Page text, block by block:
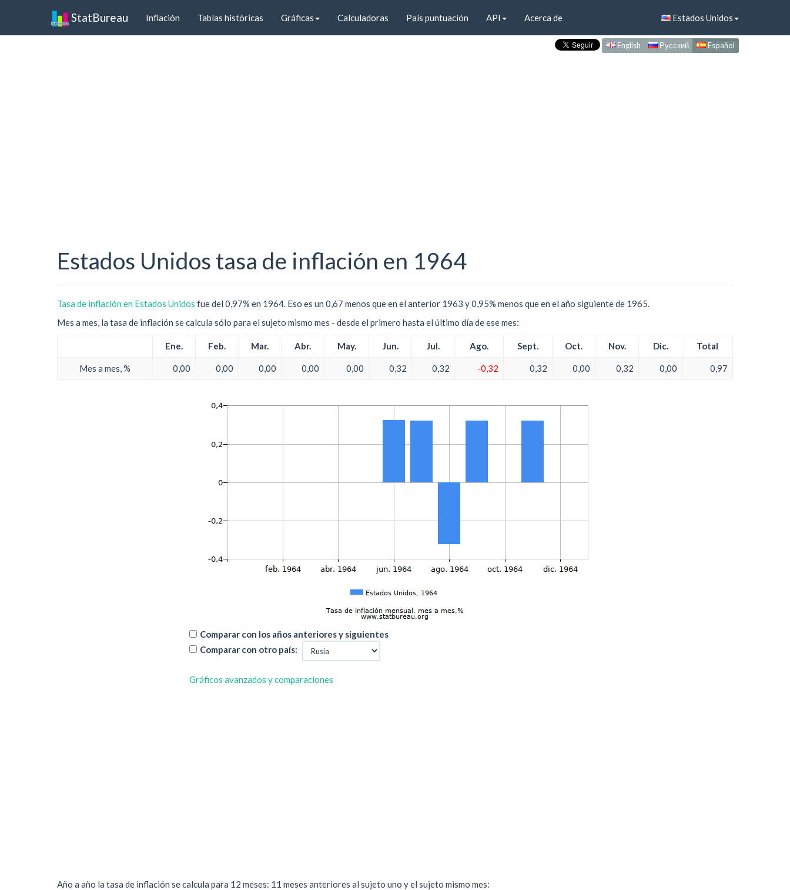
StatBureau Inflación Tablas históricas Gráficas Calculadoras País puntuación API Acerca de Estados Unidos
English Русский Español
Estados Unidos tasa de inflación en 1964
Tasa de inflación en Estados Unidos fue del 0,97% en 1964. Eso es un 0,67 menos que en el anterior 1963 y 0,95% menos que en el año siguiente de 1965.
Mes a mes, la tasa de inflación se calcula sólo para el sujeto mismo mes - desde el primero hasta el último día de ese mes:
Ene. Feb. Mar. Abr. May. Jun. Jul. Ago. Sept. Oct. Nov. Dic. Total
Mes a mes, % 0,00 0,00 0,00 0,00 0,00 0,32 0,32 -0,32 0,32 0,00 0,32 0,00 0,97
Comparar con los años anteriores y siguientes
Comparar con otro país:
Gráficos avanzados y comparaciones
Año a año la tasa de inflación se calcula para 12 meses: 11 meses anteriores al sujeto uno y el sujeto mismo mes: